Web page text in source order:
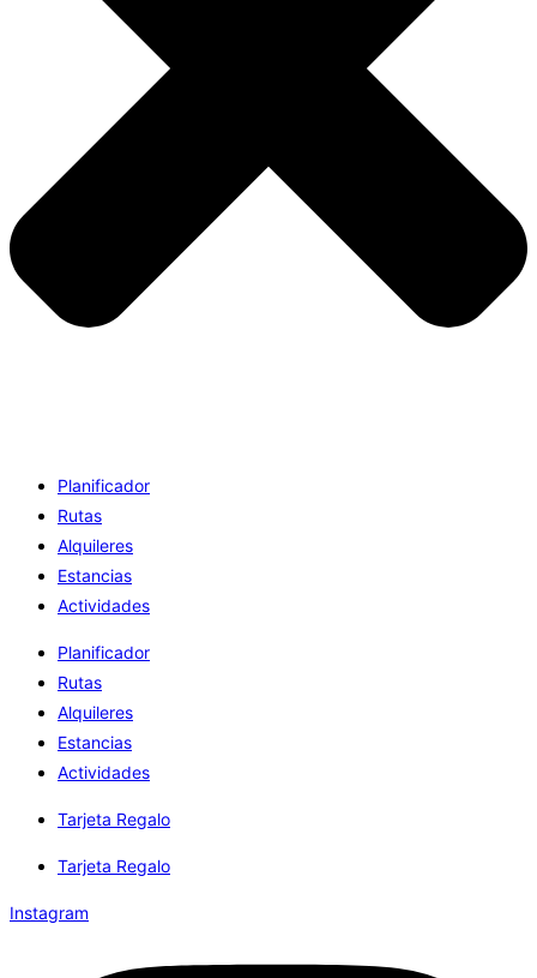
Planificador
Rutas
Alquileres
Estancias
Actividades
Planificador
Rutas
Alquileres
Estancias
Actividades
Tarjeta Regalo
Tarjeta Regalo
Instagram